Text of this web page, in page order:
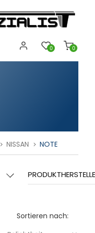
0
0
NISSAN NOTE
Sortieren nach: